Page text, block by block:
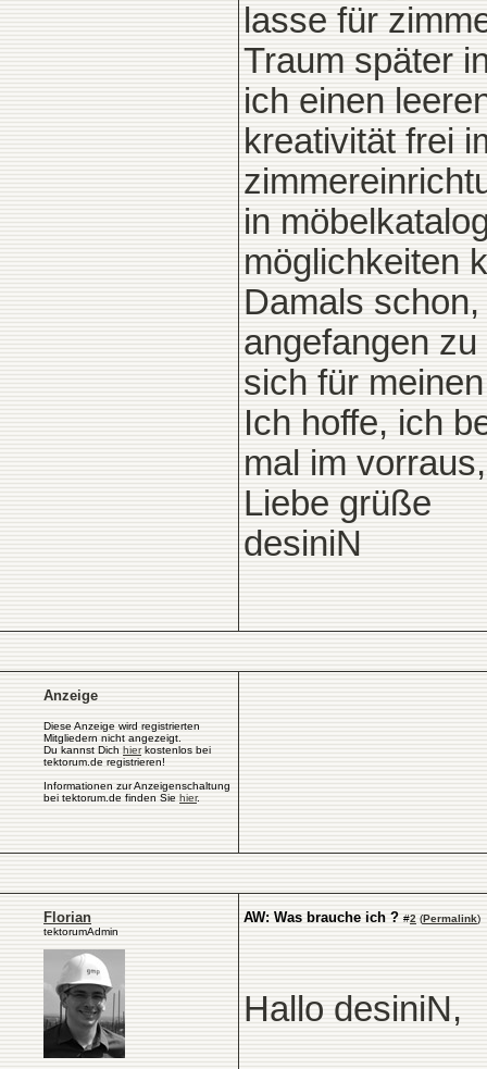
lasse für
Traum später
ich einen
kreativität frei
in
möglichkeiten
Damals
angefangen
sich für
Ich hoffe, ich
mal im
Liebe grüße
desiniN
Anzeige
Diese Anzeige wird registrierten
Mitgliedern nicht angezeigt.
Du kannst Dich hierkostenlos bei
tektorum.de registrieren!
Informationen zur Anzeigenschaltung
bei tektorum.de finden Sie hier.
Florian
tektorumAdmin
AW: Was brauche ich ? #2 (Permalink)
Hallo desiniN,